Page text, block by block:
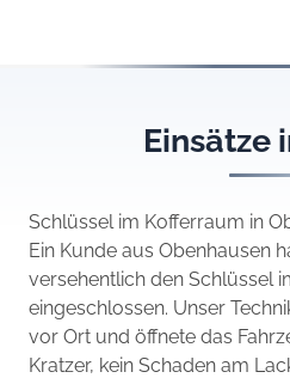
Einsätze
Schlüssel im Kofferraum in
Ein Kunde aus Obenhausen
versehentlich den Schlüssel
eingeschlossen. Unser
vor Ort und öffnete das
Kratzer, kein Schaden am